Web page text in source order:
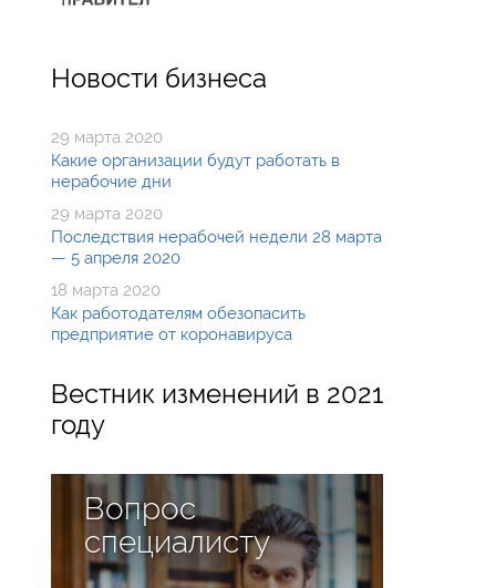
Новости бизнеса
29 марта 2020
Какие организации будут работать в
нерабочие дни
29 марта 2020
Последствия нерабочей недели 28 марта
— 5 апреля 2020
18 марта 2020
Как работодателям обезопасить
предприятие от коронавируса
Вестник изменений в 2021
году
Вопрос
специалисту